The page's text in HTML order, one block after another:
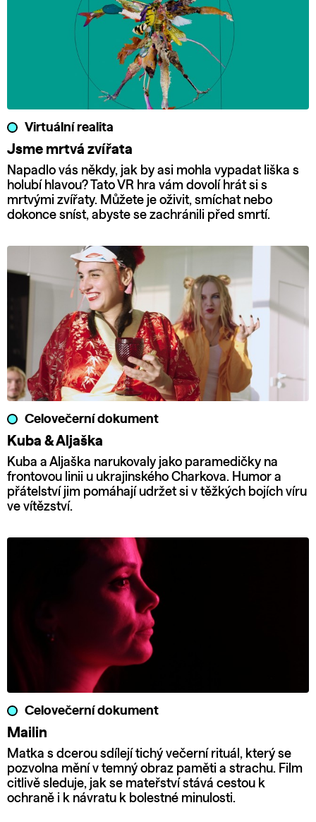
Virtuální realita
Jsme mrtvá zvířata
Napadlo vás někdy, jak by asi mohla vypadat liška s
holubí hlavou? Tato VR hra vám dovolí hrát si s
mrtvými zvířaty. Můžete je oživit, smíchat nebo
dokonce sníst, abyste se zachránili před smrtí.
Celovečerní dokument
Kuba & Aljaška
Kuba a Aljaška narukovaly jako paramedičky na
frontovou linii u ukrajinského Charkova. Humor a
přátelství jim pomáhají udržet si v těžkých bojích víru
ve vítězství.
Celovečerní dokument
Mailin
Matka s dcerou sdílejí tichý večerní rituál, který se
pozvolna mění v temný obraz paměti a strachu. Film
citlivě sleduje, jak se mateřství stává cestou k
ochraně i k návratu k bolestné minulosti.